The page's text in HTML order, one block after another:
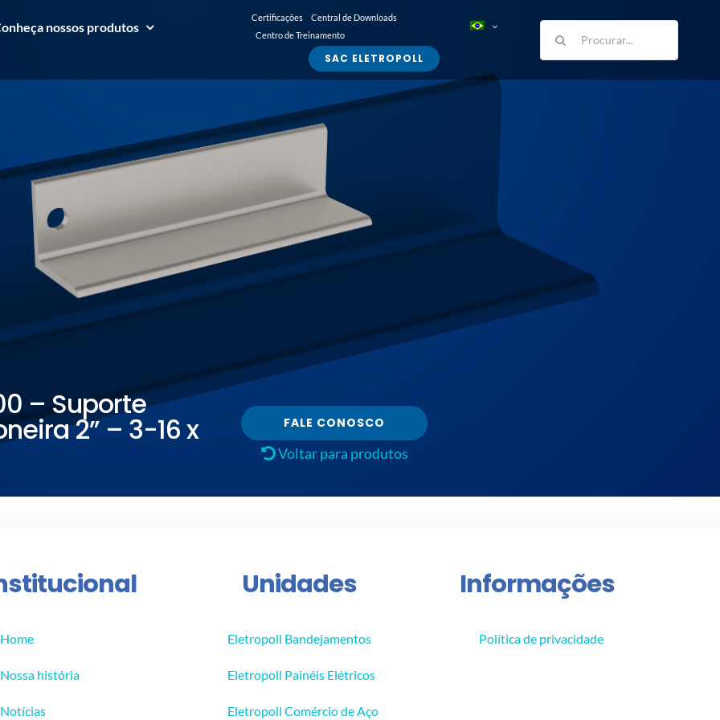
nossos produtos
Certificações
Central de Downloads
Centro de Treinamento
SAC ELETROPOLL
Buscar
resultados
para:
– Suporte
2” – 3-16 x FALE CONOSCO
Voltar para produtos
Home
Nossa história
Notícias
Unidades
Eletropoll Bandejamentos
Eletropoll Painéis Elétricos
Eletropoll Comércio de Aço
Informações
Política de privacidade